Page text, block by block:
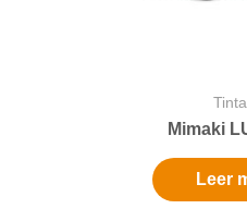
Mimaki
Leer